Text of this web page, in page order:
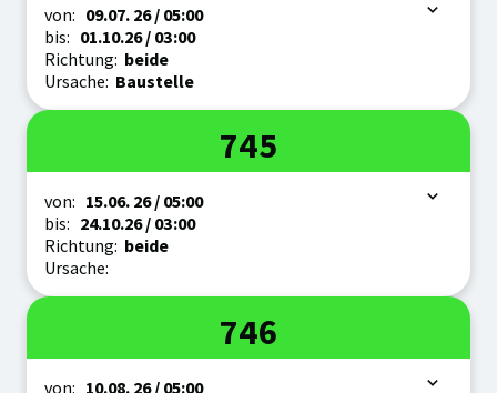
Zeitraum
von: 09.07. 26/ 05:00
bis: 01.10.26/ 03:00
Richtung: beide
Ursache: Baustelle
Linie
745
Zeitraum
von: 15.06. 26/ 05:00
bis: 24.10.26/ 03:00
Richtung: beide
Ursache:
Linie
746
Zeitraum
von: 10.08. 26/ 05:00